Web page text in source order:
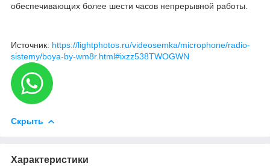
обеспечивающих более шести часов непрерывной работы.
Источник: https://lightphotos.ru/videosemka/microphone/radio-
sistemy/boya-by-wm8r.html#ixzz538TWOGWN
Скрыть
Характеристики